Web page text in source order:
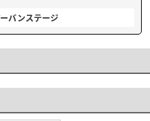
バンステージ